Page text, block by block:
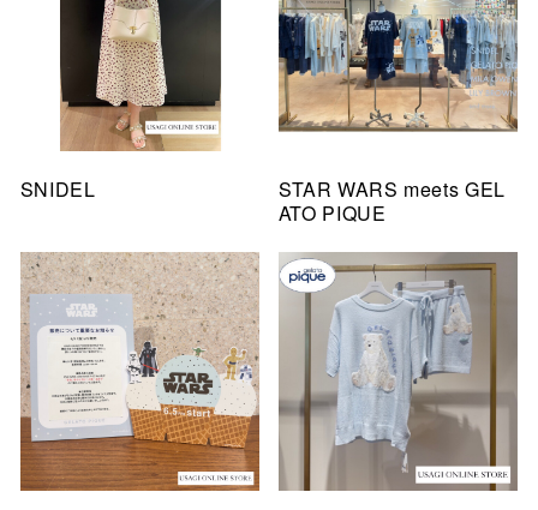
SNIDEL
STAR WARS meets GEL
ATO PIQUE